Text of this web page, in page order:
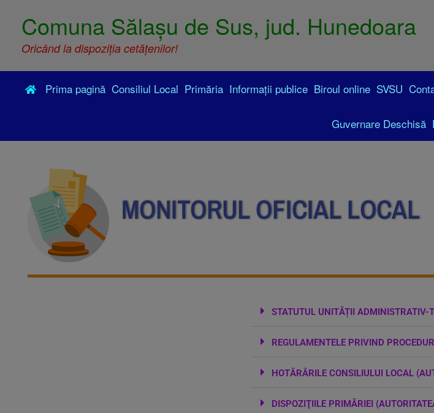
Comuna Sălașu de Sus, jud. Hunedoara
Oricând la dispoziția cetățenilor!
Prima pagină Consiliul Local Primăria Informații publice Biroul online SVSU
Guvernare Deschisă
MONITORUL OFICIAL LOCAL
STATUTUL UNITĂȚII ADMINISTRATIV-
REGULAMENTELE PRIVIND
HOTĂRÂRILE CONSILIULUI LOCAL
DISPOZIŢIILE PRIMĂRIEI